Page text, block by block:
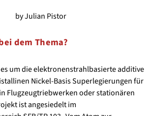
by Julian Pistor
dem Thema?
um die elektronenstrahlbasierte additive
Nickel-Basis Superlegierungen für
Flugzeugtriebwerken oder stationären
ist angesiedelt im